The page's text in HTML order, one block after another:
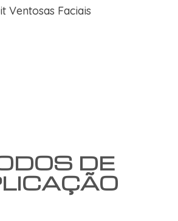
Ventosas Faciais
DE